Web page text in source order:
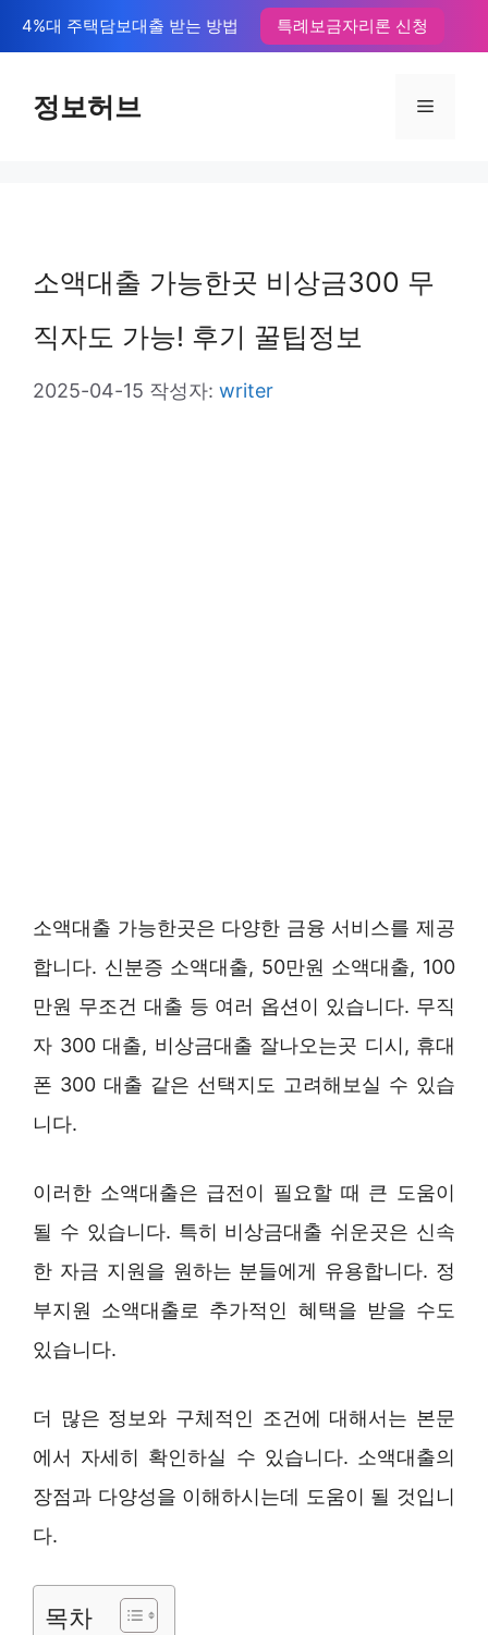
텐
4%대 주택담보대출 받는 방법 특례보금자리론 신청
정보허브 메
소액대출 가능한곳 비상금300 무
직자도 가능! 후기 꿀팁정보
2025-04-15 작성자: writer
소액대출 가능한곳은 다양한 금융 서비스를 제공
합니다. 신분증 소액대출, 50만원 소액대출, 100
만원 무조건 대출 등 여러 옵션이 있습니다. 무직
자 300 대출, 비상금대출 잘나오는곳 디시, 휴대
폰 300 대출 같은 선택지도 고려해보실 수 있습
니다.
이러한 소액대출은 급전이 필요할 때 큰 도움이
될 수 있습니다. 특히 비상금대출 쉬운곳은 신속
한 자금 지원을 원하는 분들에게 유용합니다. 정
부지원 소액대출로 추가적인 혜택을 받을 수도
있습니다.
더 많은 정보와 구체적인 조건에 대해서는 본문
에서 자세히 확인하실 수 있습니다. 소액대출의
장점과 다양성을 이해하시는데 도움이 될 것입니
다.
목차